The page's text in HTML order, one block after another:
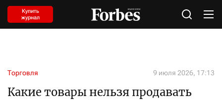
Купить
журнал
Торговля 9 июля 2026, 17:13
Какие товары нельзя продавать